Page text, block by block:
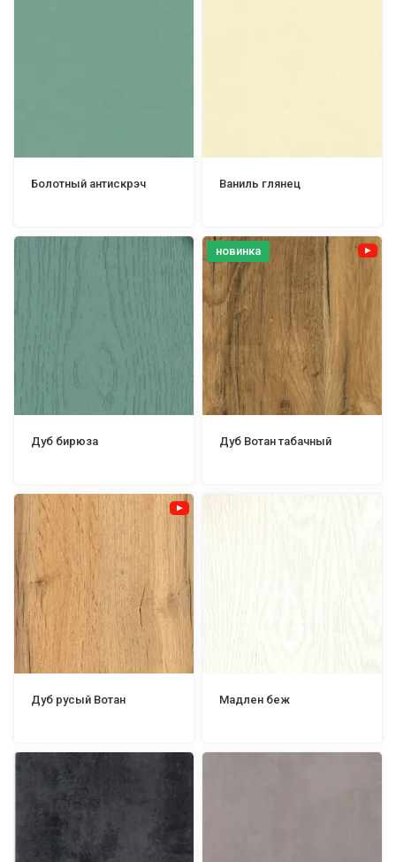
Болотный антискрэч Ваниль глянец
Дуб бирюза
новинка
Дуб Вотан табачный
Дуб русый Вотан Мадлен беж